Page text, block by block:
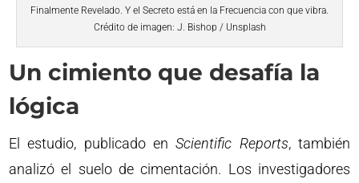
Finalmente Revelado. Y el Secreto está en la Frecuencia con que vibra.
Crédito de imagen: J. Bishop / Unsplash
Un cimiento que desafía la
lógica
El estudio, publicado enScientific Reports, también
analizó el suelo de cimentación. Los investigadores